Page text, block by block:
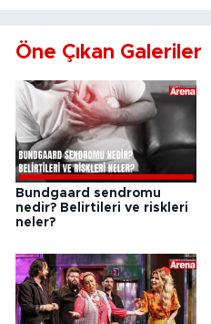
Öne Çıkan Galeriler
Bundgaard sendromu
nedir? Belirtileri ve riskleri
neler?